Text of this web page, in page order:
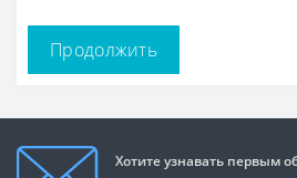
Продолжить
Хотите узнавать первым